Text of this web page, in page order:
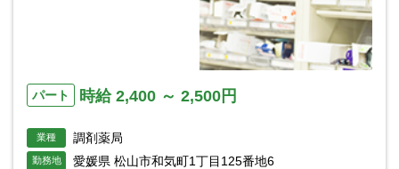
パート 時給 2,400 ～ 2,500円
業種 調剤薬局
勤務地 愛媛県 松山市和気町1丁目125番地6